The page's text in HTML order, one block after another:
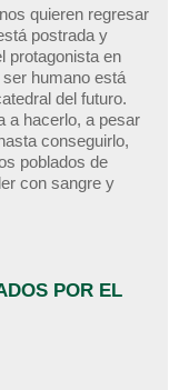
quieren regresar
postrada y
protagonista en
humano está
del futuro.
a hacerlo, a pesar
conseguirlo,
poblados de
con sangre y
POR EL